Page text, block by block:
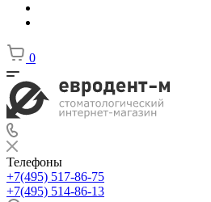
0
Телефоны
+7(495) 517-86-75
+7(495) 514-86-13